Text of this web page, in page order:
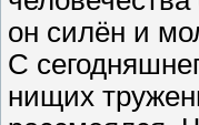
он силён и
С
нищих